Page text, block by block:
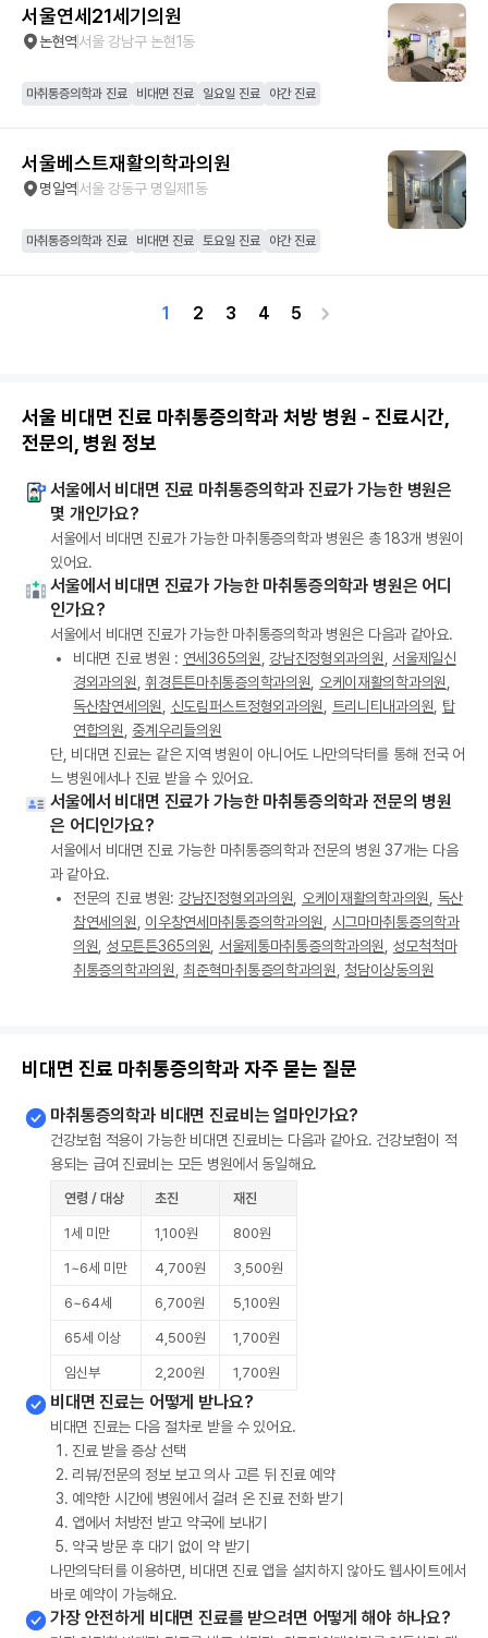
서울연세21세기의원
논현역서울 강남구 논현1동
마취통증의학과 진료 비대면 진료 일요일 진료 야간 진료
서울베스트재활의학과의원
명일역서울 강동구 명일제1동
마취통증의학과 진료 비대면 진료 토요일 진료 야간 진료
1 2 3 4 5
서울 비대면 진료 마취통증의학과 처방 병원 - 진료시간,
전문의, 병원 정보
서울에서 비대면 진료 마취통증의학과 진료가 가능한 병원은
몇 개인가요?
서울에서 비대면 진료가 가능한 마취통증의학과 병원은 총 183개 병원이
있어요.
서울에서 비대면 진료가 가능한 마취통증의학과 병원은 어디
인가요?
서울에서 비대면 진료가 가능한 마취통증의학과 병원은 다음과 같아요.
비대면 진료 병원 : 연세365의원 ,강남진정형외과의원
서울제일신
경외과의원 ,휘경튼튼마취통증의학과의원 오케이재활의학과의원
독산참연세의원
신도림퍼스트정형외과의원 트리니티내과의원
탑
연합의원
중계우리들의원
단, 비대면 진료는 같은 지역 병원이 아니어도 나만의닥터를 통해 전국 어
느 병원에서나 진료 받을 수 있어요.
서울에서 비대면 진료가 가능한 마취통증의학과 전문의 병원
은 어디인가요?
서울에서 비대면 진료 가능한 마취통증의학과 전문의 병원 37개는 다음
과 같아요.
전문의 진료 병원: 강남진정형외과의원 오케이재활의학과의원
독산
참연세의원
이우창연세마취통증의학과의원
시그마마취통증의학과
의원 성모튼튼365의원 서울제통마취통증의학과의원
성모척척마
취통증의학과의원 ,최준혁마취통증의학과의원 청담이상동의원
비대면 진료 마취통증의학과 자주 묻는 질문
마취통증의학과 비대면 진료비는 얼마인가요?
건강보험 적용이 가능한 비대면 진료비는 다음과 같아요. 건강보험이 적
용되는 급여 진료비는 모든 병원에서 동일해요.
연령 / 대상 초진 재진
1세 미만 1,100원 800원
1~6세 미만 4,700원 3,500원
6~64세 6,700원 5,100원
65세 이상 4,500원 1,700원
임신부 2,200원 1,700원
비대면 진료는 어떻게 받나요?
비대면 진료는 다음 절차로 받을 수 있어요.
진료 받을 증상 선택
리뷰/전문의 정보 보고 의사 고른 뒤 진료 예약
예약한 시간에 병원에서 걸려 온 진료 전화 받기
앱에서 처방전 받고 약국에 보내기
약국 방문 후 대기 없이 약 받기
나만의닥터를 이용하면, 비대면 진료 앱을 설치하지 않아도 웹사이트에서
바로 예약이 가능해요.
가장 안전하게 비대면 진료를 받으려면 어떻게 해야 하나요?